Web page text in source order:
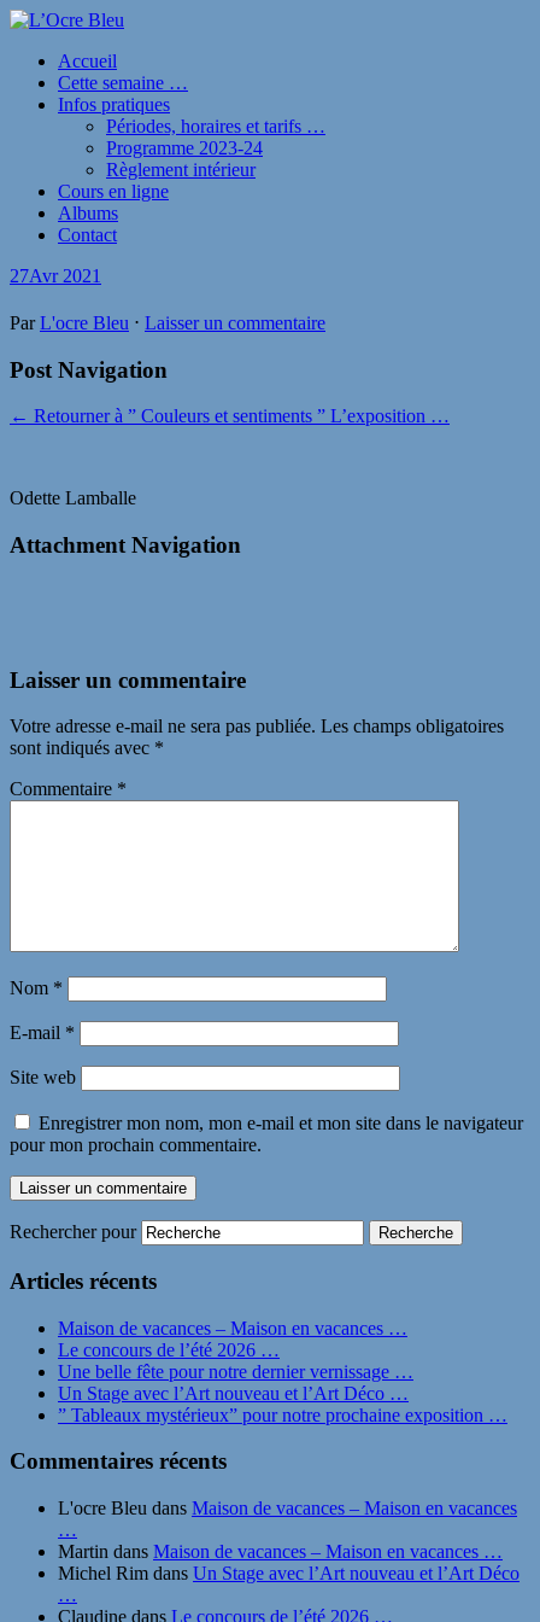
Accueil
Cette semaine …
Infos pratiques
Périodes, horaires et tarifs …
Programme 2023-24
Règlement intérieur
Cours en ligne
Albums
Contact
27Avr 2021
ParL'ocre Bleu ⋅ Laisser un commentaire
Post Navigation
← Retourner à ” Couleurs et sentiments ” L’exposition …
Odette Lamballe
Attachment Navigation
Laisser un commentaire
Votre adresse e-mail ne sera pas publiée. Les champs obligatoires
sont indiqués avec *
Commentaire *
Nom *
E-mail *
Site web
Enregistrer mon nom, mon e-mail et mon site dans le navigateur
pour mon prochain commentaire.
Rechercher pour
Articles récents
Maison de vacances – Maison en vacances …
Le concours de l’été 2026 …
Une belle fête pour notre dernier vernissage …
Un Stage avec l’Art nouveau et l’Art Déco …
” Tableaux mystérieux” pour notre prochaine exposition …
Commentaires récents
L'ocre Bleu dans Maison de vacances – Maison en vacances
…
Martin dans Maison de vacances – Maison en vacances …
Michel Rim dans Un Stage avec l’Art nouveau et l’Art Déco
…
Claudine dans Le concours de l’été 2026 …